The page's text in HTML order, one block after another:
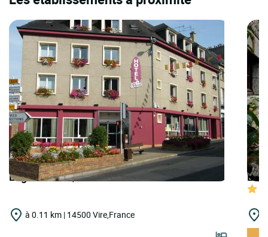
Logis Hôtels | Cit'Hotel Saint Pierre
à 0.11 km | 14500 Vire,France